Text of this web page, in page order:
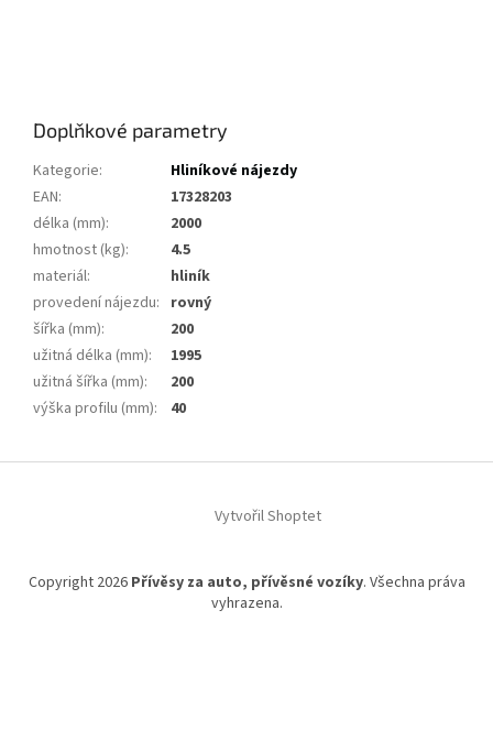
Doplňkové parametry
Kategorie:
Hliníkové nájezdy
EAN:
17328203
délka (mm):
2000
hmotnost (kg):
4.5
materiál:
hliník
provedení nájezdu: rovný
šířka (mm):
200
užitná délka (mm):
1995
užitná šířka (mm):
200
výška profilu (mm): 40
Vytvořil Shoptet
Copyright 2026 Přívěsy za auto, přívěsné vozíky. Všechna práva
vyhrazena.